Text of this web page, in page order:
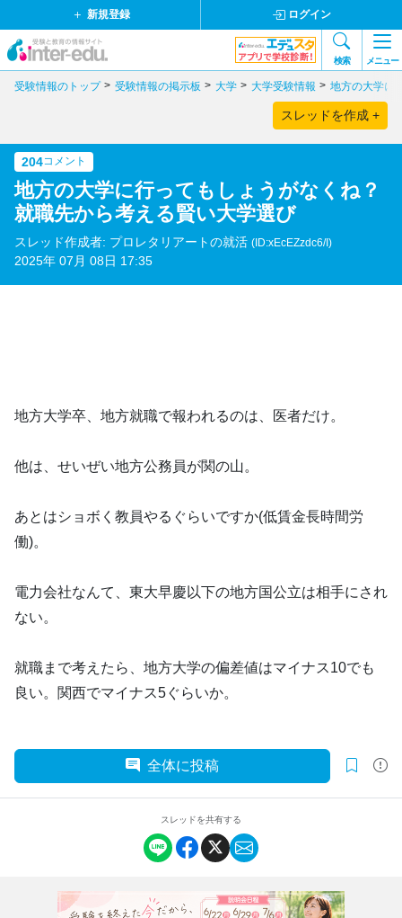
新規登録 ログイン
検索 メニュー
受験情報のトップ 受験情報の掲示板 大学 大学受験情報 地方の大学に
スレッドを作成 +
204コメント
地方の大学に行ってもしょうがなくね？
就職先から考える賢い大学選び
スレッド作成者: プロレタリアートの就活 (ID:xEcEZzdc6/I)
2025年 07月 08日 17:35
地方大学卒、地方就職で報われるのは、医者だけ。
他は、せいぜい地方公務員が関の山。
あとはショボく教員やるぐらいですか(低賃金長時間労
働)。
電力会社なんて、東大早慶以下の地方国公立は相手にされ
ない。
就職まで考えたら、地方大学の偏差値はマイナス10でも
良い。関西でマイナス5ぐらいか。
全体に投稿
スレッドを共有する